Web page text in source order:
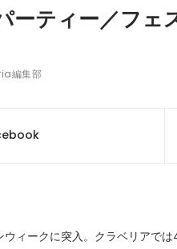
ーティー／フェ
編集部
ィークに突入。クラベリアで